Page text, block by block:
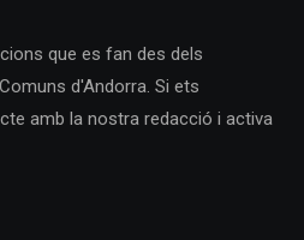
que es fan des dels
d'Andorra. Si ets
amb la nostra redacció i activa